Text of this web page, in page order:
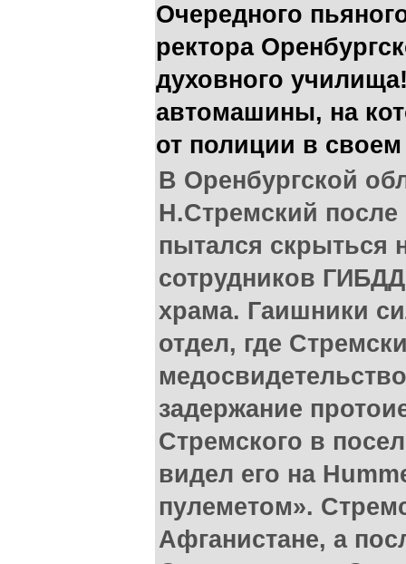
Очередного
ректора
духовного
автомашины, на
от полиции в
В Оренбургской
Н.Стремский
пытался скрыться
сотрудников
храма. Гаишники
отдел, где
задержание
Стремского в
видел его на
пулеметом».
Афганистане, а